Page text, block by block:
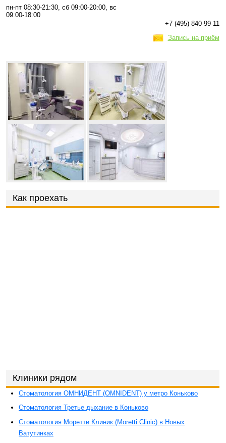
пн-пт 08:30-21:30, сб 09:00-20:00, вс
09:00-18:00
+7 (495) 840-99-11
Запись на приём
Как проехать
Клиники рядом
Стоматология ОМНИДЕНТ (OMNIDENT) у метро Коньково
Стоматология Третье дыхание в Коньково
Стоматология Моретти Клиник (Moretti Clinic) в Новых
Ватутинках